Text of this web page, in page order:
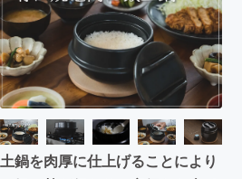
テクノロジー・ガジェット
映像・映画
ビジネス・起業
土鍋を肉厚に仕上げることにより